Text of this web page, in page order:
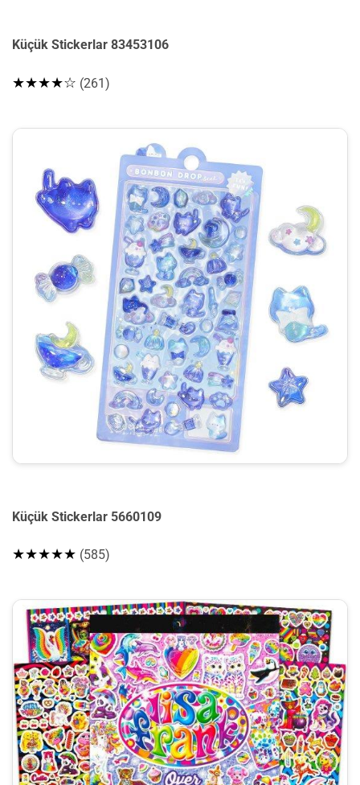
Küçük Stickerlar 83453106
★★★★☆ (261)
Küçük Stickerlar 5660109
★★★★★ (585)